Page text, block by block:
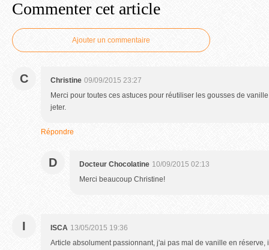
Commenter cet article
Ajouter un commentaire
C Christine 09/09/2015 23:27
Merci pour toutes ces astuces pour réutiliser les gousses de
jeter.
Répondre
D Docteur Chocolatine 10/09/2015 02:13
Merci beaucoup Christine!
I ISCA 13/05/2015 19:36
Article absolument passionnant, j'ai pas mal de vanille en réserve,